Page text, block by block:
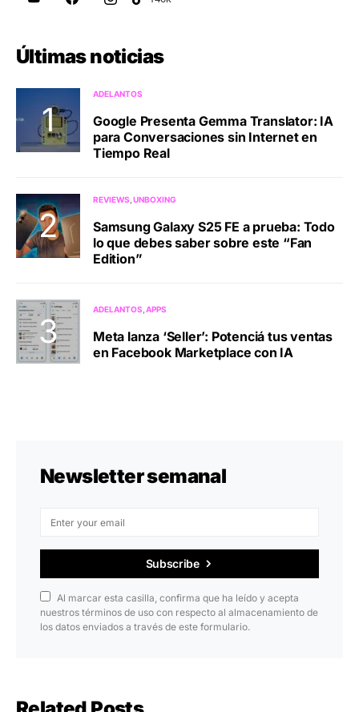
Últimas noticias
ADELANTOS
Google Presenta Gemma Translator: IA
para Conversaciones sin Internet en
Tiempo Real
REVIEWS UNBOXING
Samsung Galaxy S25 FE a prueba: Todo
lo que debes saber sobre este “Fan
Edition”
ADELANTOS APPS
Meta lanza ‘Seller’: Potenciá tus ventas
en Facebook Marketplace con IA
Newsletter semanal
Subscribe
Al marcar esta casilla, confirma que ha leído y acepta
nuestros términos de uso con respecto al almacenamiento de
los datos enviados a través de este formulario.